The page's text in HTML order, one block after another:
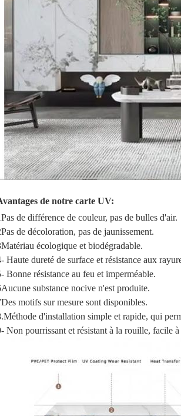
de notre carte UV:
de différence de couleur, pas de bulles d'air.
de décoloration, pas de jaunissement.
écologique et biodégradable.
Haute dureté de surface et résistance aux
Bonne résistance au feu et imperméable.
substance nocive n'est produite.
motifs sur mesure sont disponibles.
d'installation simple et rapide, qui
Non pourrissant et résistant à la rouille, facile à